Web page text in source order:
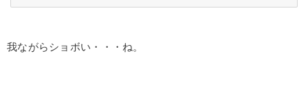
我ながらショボい・・・ね。